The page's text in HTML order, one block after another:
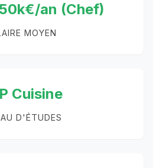
an (Chef)
MOYEN
Cuisine
D'ÉTUDES